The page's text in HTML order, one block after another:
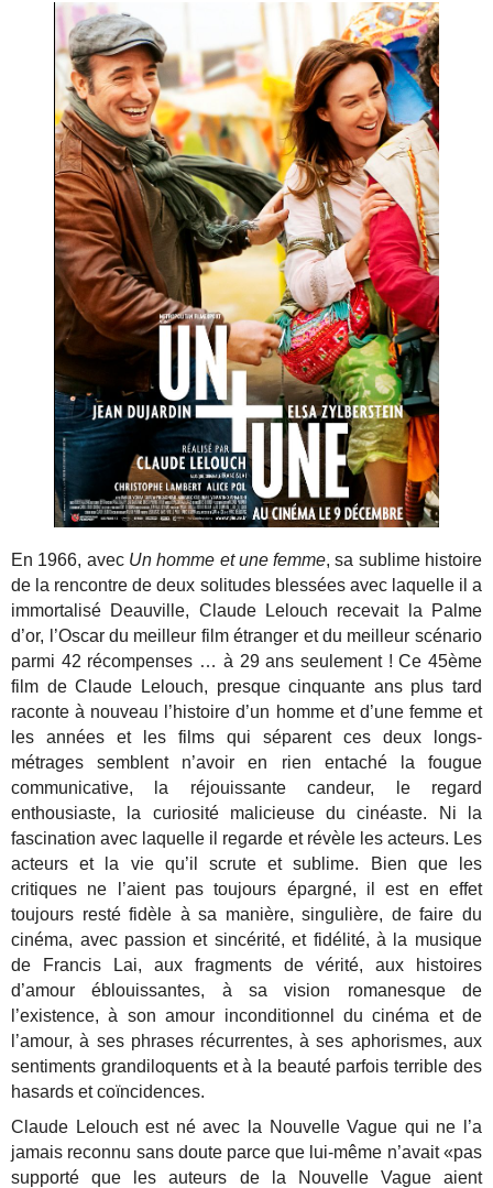
En 1966, avec Un homme et une femme, sa sublime histoire
de la rencontre de deux solitudes blessées avec laquelle il a
immortalisé Deauville, Claude Lelouch recevait la Palme
d’or, l’Oscar du meilleur film étranger et du meilleur scénario
parmi 42 récompenses … à 29 ans seulement ! Ce 45ème
film de Claude Lelouch, presque cinquante ans plus tard
raconte à nouveau l’histoire d’un homme et d’une femme et
les années et les films qui séparent ces deux longs-
métrages semblent n’avoir en rien entaché la fougue
communicative, la réjouissante candeur, le regard
enthousiaste, la curiosité malicieuse du cinéaste. Ni la
fascination avec laquelle il regarde et révèle les acteurs. Les
acteurs et la vie qu’il scrute et sublime. Bien que les
critiques ne l’aient pas toujours épargné, il est en effet
toujours resté fidèle à sa manière, singulière, de faire du
cinéma, avec passion et sincérité, et fidélité, à la musique
de Francis Lai, aux fragments de vérité, aux histoires
d’amour éblouissantes, à sa vision romanesque de
l’existence, à son amour inconditionnel du cinéma et de
l’amour, à ses phrases récurrentes, à ses aphorismes, aux
sentiments grandiloquents et à la beauté parfois terrible des
hasards et coïncidences.
Claude Lelouch est né avec la Nouvelle Vague qui ne l’a
jamais reconnu sans doute parce que lui-même n’avait «pas
supporté que les auteurs de la Nouvelle Vague aient